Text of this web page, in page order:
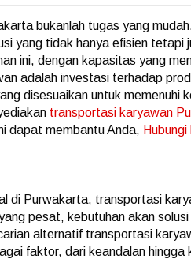
bukanlah tugas yang
yang tidak hanya efisien tetapi
ini, dengan kapasitas yang
adalah investasi terhadap
disesuaikan untuk memenuhi
transportasi karyawan
dapat membantu Anda,
di Purwakarta, transportasi
pesat, kebutuhan akan
alternatif transportasi
faktor, dari keandalan hingga